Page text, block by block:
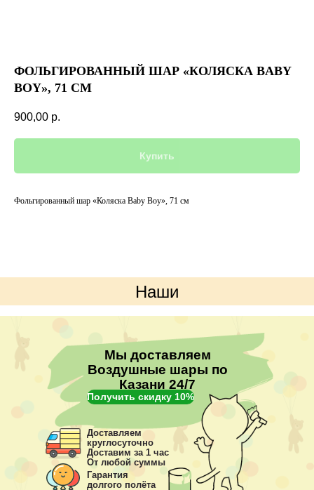
ФОЛЬГИРОВАННЫЙ ШАР «КОЛЯСКА BABY
BOY», 71 СМ
900,00 р.
Купить
Фольгированный шар «Коляска Baby Boy», 71 см
Наши
преимущества
Мы доставляем
Воздушные шары по
Казани 24/7
Получить скидку 10%
Доставляем
круглосуточно
Доставим за 1 час
От любой суммы
Гарантия
долгого полёта